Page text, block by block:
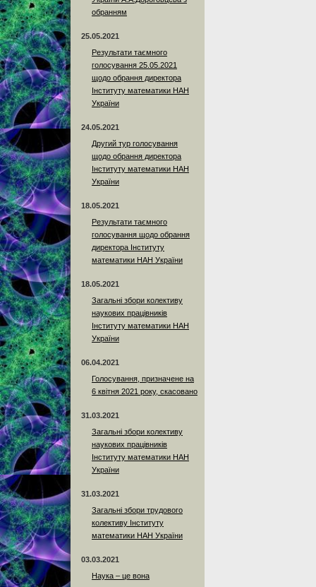
обранням
25.05.2021
Результати таємного
голосування 25.05.2021
щодо обрання директора
Інституту математики НАН
України
24.05.2021
Другий тур голосування
щодо обрання директора
Інституту математики НАН
України
18.05.2021
Результати таємного
голосування щодо обрання
директора Інституту
математики НАН України
18.05.2021
Загальні збори колективу
наукових працівників
Інституту математики НАН
України
06.04.2021
Голосування, призначене на
6 квітня 2021 року, скасовано
31.03.2021
Загальні збори колективу
наукових працівників
Інституту математики НАН
України
31.03.2021
Загальні збори трудового
колективу Інституту
математики НАН України
03.03.2021
Наука – це вона